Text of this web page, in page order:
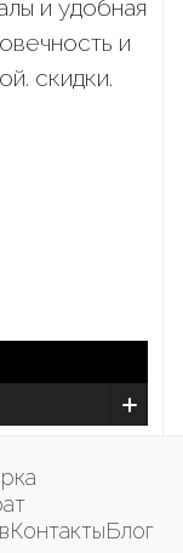
КонтактыБлог